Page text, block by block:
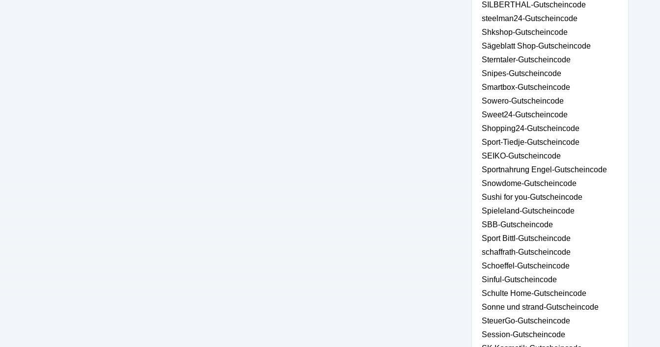
SILBERTHAL-Gutscheincode
steelman24-Gutscheincode
Shkshop-Gutscheincode
Sägeblatt Shop-Gutscheincode
Sterntaler-Gutscheincode
Snipes-Gutscheincode
Smartbox-Gutscheincode
Sowero-Gutscheincode
Sweet24-Gutscheincode
Shopping24-Gutscheincode
Sport-Tiedje-Gutscheincode
SEIKO-Gutscheincode
Sportnahrung Engel-Gutscheincode
Snowdome-Gutscheincode
Sushi for you-Gutscheincode
Spieleland-Gutscheincode
SBB-Gutscheincode
Sport Bittl-Gutscheincode
schaffrath-Gutscheincode
Schoeffel-Gutscheincode
Sinful-Gutscheincode
Schulte Home-Gutscheincode
Sonne und strand-Gutscheincode
SteuerGo-Gutscheincode
Session-Gutscheincode